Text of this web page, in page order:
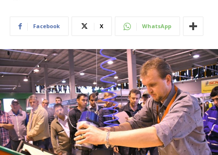
Facebook X WhatsApp